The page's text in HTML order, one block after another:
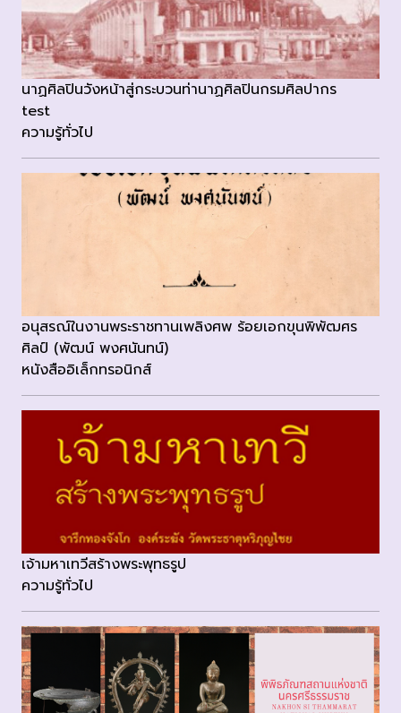
นาฏศิลปินวังหน้าสู่กระบวนท่านาฏศิลปินกรมศิลปากร
test
ความรู้ทั่วไป
อนุสรณ์ในงานพระราชทานเพลิงศพ ร้อยเอกขุนพิพัฒศร
ศิลป์ (พัฒน์ พงศนันทน์)
หนังสืออิเล็กทรอนิกส์
เจ้ามหาเทวีสร้างพระพุทธรูป
ความรู้ทั่วไป